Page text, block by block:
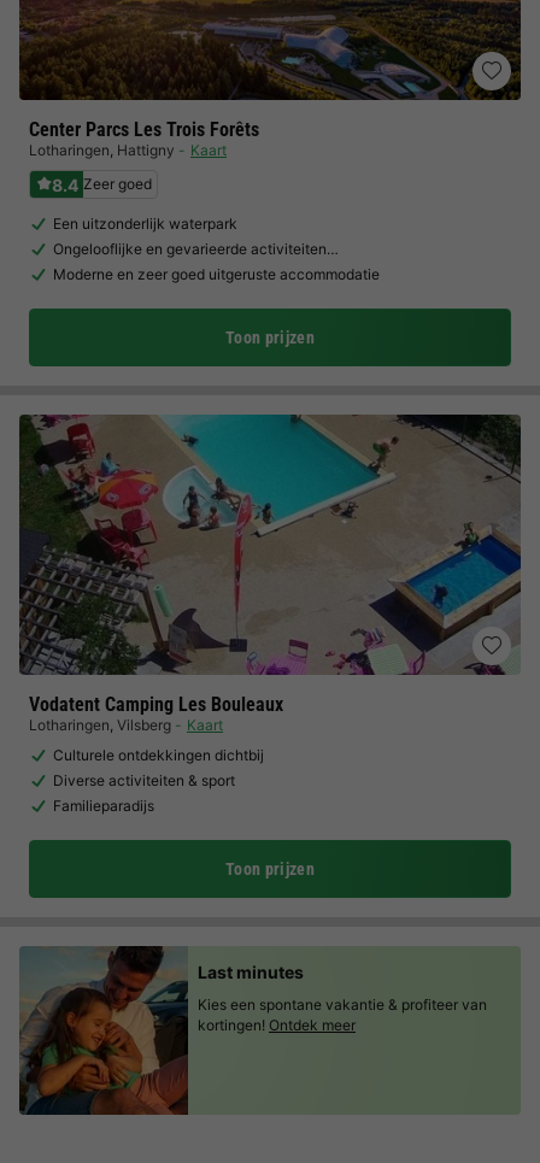
Center Parcs Les Trois Forêts
Lotharingen, Hattigny Kaart
8.4 Zeer goed
Een uitzonderlijk waterpark
Ongelooflijke en gevarieerde activiteiten…
Moderne en zeer goed uitgeruste accommodatie
Toon prijzen
Vodatent Camping Les Bouleaux
Lotharingen, Vilsberg
Kaart
Culturele ontdekkingen dichtbij
Diverse activiteiten & sport
Familieparadijs
Toon prijzen
Last minutes
Kies een spontane vakantie & profiteer van
kortingen! Ontdek meer